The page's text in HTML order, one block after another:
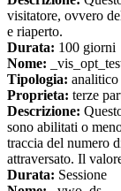
visitatore, ovvero
e riaperto.
Durata: 100 giorni
Nome:
Tipologia: analitico
Proprieta: terze
Descrizione:
sono abilitati o
traccia del numero
attraversato. Il
Durata: Sessione